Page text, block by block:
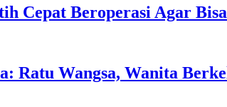
Cepat Beroperasi Agar
Ratu Wangsa, Wanita